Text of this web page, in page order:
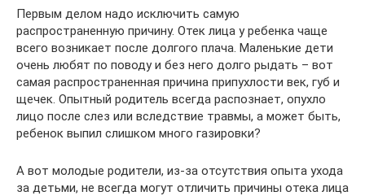
Первым делом надо исключить самую
распространенную причину. Отек лица у ребенка чаще
всего возникает после долгого плача. Маленькие дети
очень любят по поводу и без него долго рыдать – вот
самая распространенная причина припухлости век, губ и
щечек. Опытный родитель всегда распознает, опухло
лицо после слез или вследствие травмы, а может быть,
ребенок выпил слишком много газировки?
А вот молодые родители, из-за отсутствия опыта ухода
за детьми, не всегда могут отличить причины отека лица